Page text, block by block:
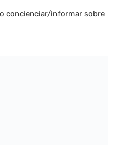
concienciar/informar sobre